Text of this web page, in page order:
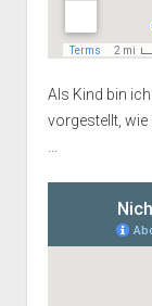
Als Kind bin
vorgestellt,